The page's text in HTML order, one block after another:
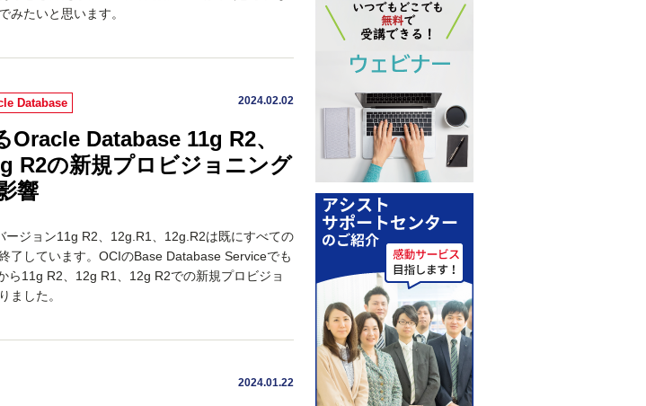
みたいと思います。
Database 2024.02.02
Oracle Database 11g R2、
R2の新規プロビジョニング
響
ージョン11g R2、12g.R1、12g.R2は既にすべての
了しています。OCIのBase Database Serviceでも
ら11g R2、12g R1、12g R2での新規プロビジョ
ました。
2024.01.22